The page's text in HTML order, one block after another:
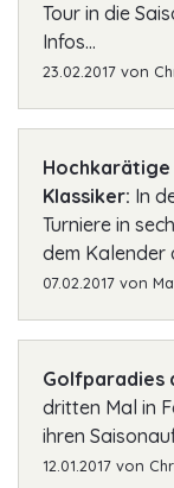
Tour in die
Infos...
23.02.2017 von
Klassiker: In
Turniere in
dem Kalender
07.02.2017 von
Golfparadies
dritten Mal in
ihren
12.01.2017 von